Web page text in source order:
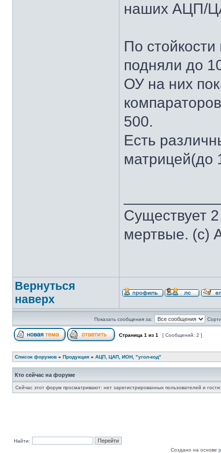
наших АЦП/
По
подняли до
ОУ на них
500.
Есть
матрицей(до
Существует
мертвые. (с)
Вернуться
наверх
Показать сообщения за:
Страница 1 из 1 [ Сообщений: 2 ]
Список форумов » Продукция » АЦП, ЦАП, ИОН, "угол-код"
Кто сейчас на форуме
Сейчас этот форум просматривают: нет зарегистрированных пользователей и
Найти:
Создано на основе